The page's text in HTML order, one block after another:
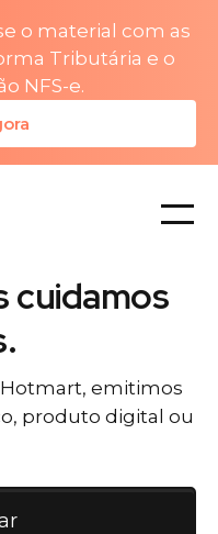
o material com as
Tributária e o
NFS-e.
cuidamos
emitimos
produto digital ou